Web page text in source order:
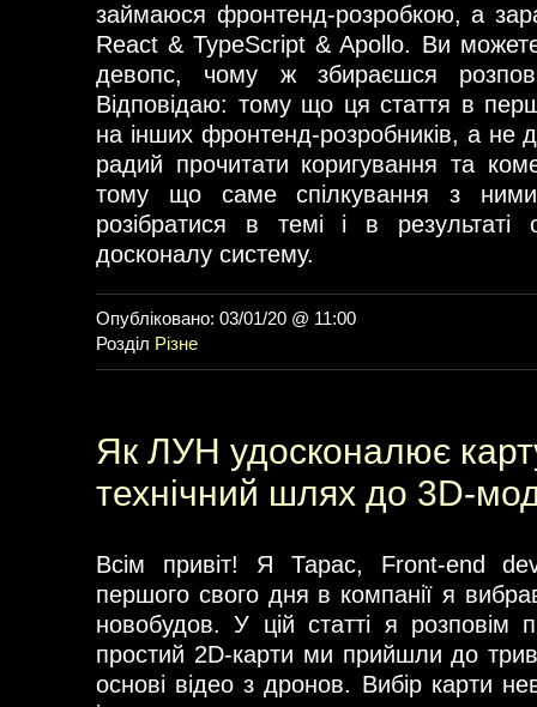
займаюся фронтенд-розробкою, а
React & TypeScript & Apollo. Ви
девопс, чому ж збираєшся
Відповідаю: тому що ця стаття в
на інших фронтенд-розробників, а не
радий прочитати коригування та
тому що саме спілкування з
розібратися в темі і в
досконалу систему.
Опубліковано: 03/01/20 @ 11:00
Розділ Різне
Як ЛУН удосконалює
технічний шлях до 3D-
Всім привіт! Я Тарас, Front-end
першого свого дня в компанії я
новобудов. У цій статті я розповім
простий 2D-карти ми прийшли до
основі відео з дронов. Вибір карти